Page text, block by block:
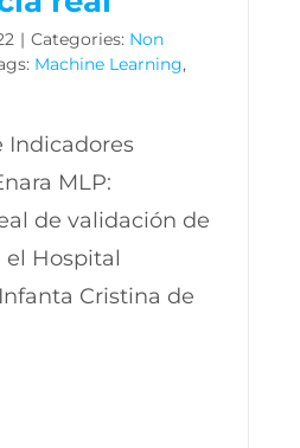
| Categories: Non
Machine Learning,
Indicadores
MLP:
de validación de
el Hospital
Cristina de